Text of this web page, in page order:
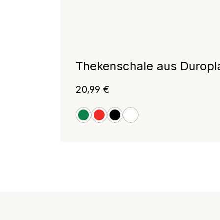
Thekenschale aus
grünrot schwarz
weiß
Regulärer Preis:
20,99 €